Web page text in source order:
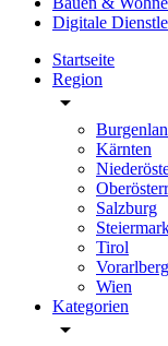
Digitale
Startseite
Region
arrow_drop_down
Kärnten
Salzburg
Tirol
Vorarlberg
Wien
Kategorien
arrow_drop_down